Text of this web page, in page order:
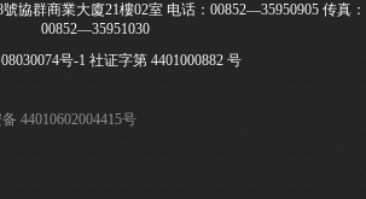
協群商業大廈21樓02室 电话：00852—35950905 传真：
00852—35951030
号-1 社证字第 4401000882 号
44010602004415号